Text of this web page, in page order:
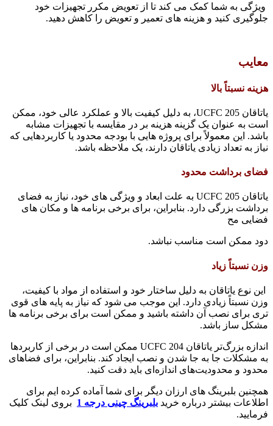
ویژگی به شما کمک می کند تا از تعویض مکرر تجهیزات خود
جلوگیری کنید و هزینه های تعمیر و تعویض را کاهش دهید.
معایب
هزینه نسبتاً بالا
یاتاقان UCFC 205، به دلیل کیفیت بالا و عملکرد عالی خود، ممکن
است به عنوان یک گزینه هزینه بر در مقایسه با تجهیزات مشابه
باشد. این معمولاً برای پروژه هایی با بودجه محدود یا کاربردهایی که
نیاز به تعداد زیادی یاتاقان دارند، یک ملاحظه باشد.
فضای برداشت محدود
یاتاقان UCFC 205 به علت ابعاد و ویژگی های خود، نیاز به فضای
برداشت بزرگی دارد. بنابراین، برای برخی برنامه ها و مکان های
فضایی مح
دود ممکن است مناسب نباشد.
وزن نسبتاً زیاد
این نوع یاتاقان به دلیل ساختار خود و استفاده از مواد با کیفیت،
وزن نسبتاً زیادی دارد. این موجب می شود که نیاز به پایه های قوی
تری برای نصب آن داشته باشید و ممکن است برای برخی برنامه ها
مشکل ساز باشد.
اندازه بزرگ‌تر یاتاقان UCFC 204 ممکن است در برخی از کاربردها
به مشکلات جا به جا شدن و نصب ایجاد کند. بنابراین، برای فضاهای
محدود و محدودیت‌های اندازه‌ای باید دقت کنید.
همچنین بلبرینگ های ارزان دیگر برای شما آماده کرده ایم برای
اطلاعات بیشتر درباره خرید بلبرینگ چینی درجه 1
بروی لینک کلیک
فرمایید.